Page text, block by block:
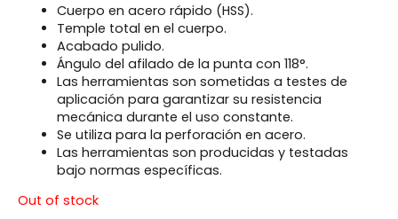
Cuerpo en acero rápido (HSS).
Temple total en el cuerpo.
Acabado pulido.
Ángulo del afilado de la punta con 118°.
Las herramientas son sometidas a testes de
aplicación para garantizar su resistencia
mecánica durante el uso constante.
Se utiliza para la perforación en acero.
Las herramientas son producidas y testadas
bajo normas específicas.
Out of stock